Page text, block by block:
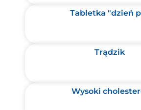
Tabletka "dzień
Trądzik
Wysoki